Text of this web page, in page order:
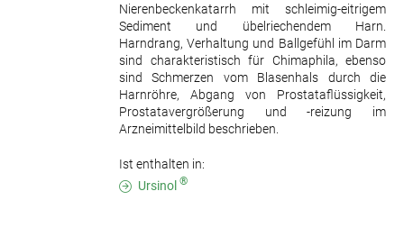
Nierenbeckenkatarrh mit schleimig-eitrigem
Sediment und übelriechendem Harn.
Harndrang, Verhaltung und Ballgefühl im Darm
sind charakteristisch für Chimaphila, ebenso
sind Schmerzen vom Blasenhals durch die
Harnröhre, Abgang von Prostataflüssigkeit,
Prostatavergrößerung und -reizung im
Arzneimittelbild beschrieben.
Ist enthalten in:
Ursinol ®